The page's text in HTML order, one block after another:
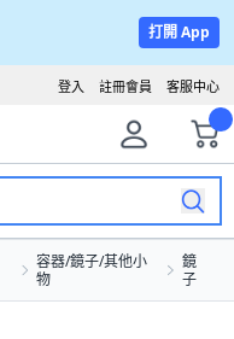
打開 App
客服中心
註冊會員
登入
容器/鏡子/其他小
物
鏡
子